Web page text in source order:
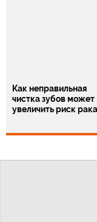
Как неправильная
чистка зубов может
увеличить риск рака